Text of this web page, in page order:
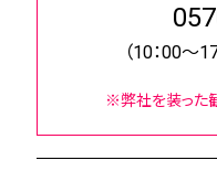
（10：00～
※弊社を装った